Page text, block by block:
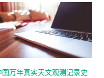
国万年真实天文观测记录史